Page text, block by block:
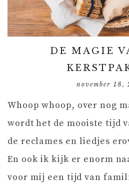
DE MAGIE
november 18,
Whoop whoop, over nog
wordt het de mooiste tijd
de reclames en liedjes
En ook ik kijk er enorm
voor mij een tijd van